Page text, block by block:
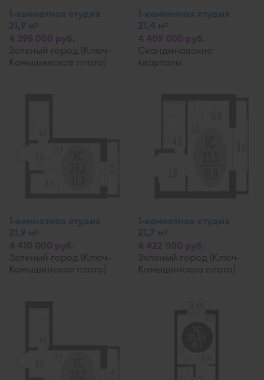
1-комнатная студия
21,9 м2
Зеленый город (Ключ-
Камышинское плато)
1-комнатная студия
21,4 м2
Скандинавские
кварталы
1-комнатная студия
21,9 м2
Зеленый город (Ключ-
Камышинское плато)
1-комнатная студия
21,7 м2
Зеленый город (Ключ-
Камышинское плато)